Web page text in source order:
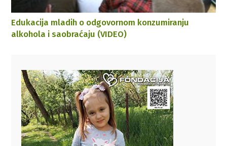
Edukacija mladih o odgovornom konzumiranju
alkohola i saobraćaju (VIDEO)